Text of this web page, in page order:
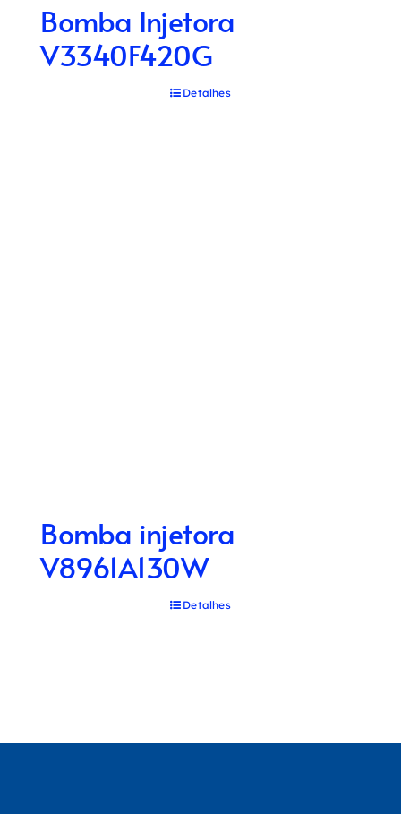
Bomba Injetora
V3340F420G
Detalhes
Bomba injetora
V8961A130W
Detalhes